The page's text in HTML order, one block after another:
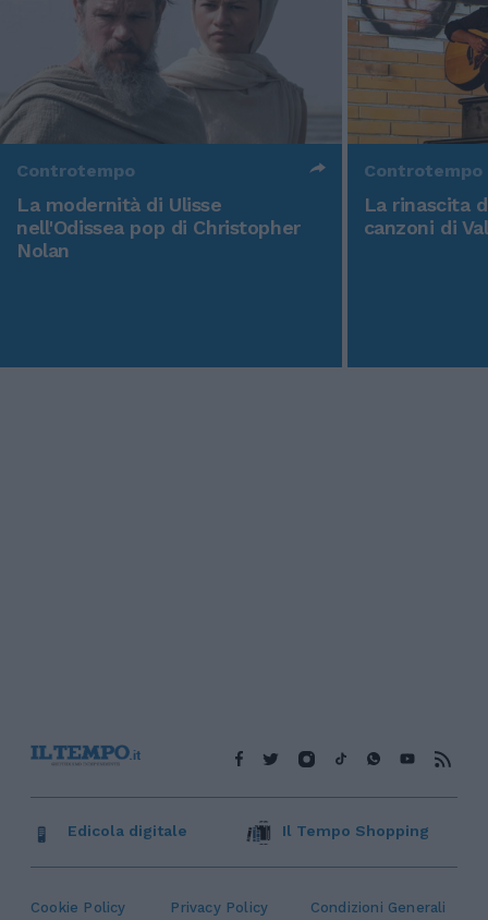
Controtempo
La modernità di Ulisse
nell'Odissea pop di Christopher
Nolan
Controtempo
La rinascita
canzoni di
Cookie Policy Privacy Policy Condizioni Generali
Edicola digitale Il Tempo Shopping